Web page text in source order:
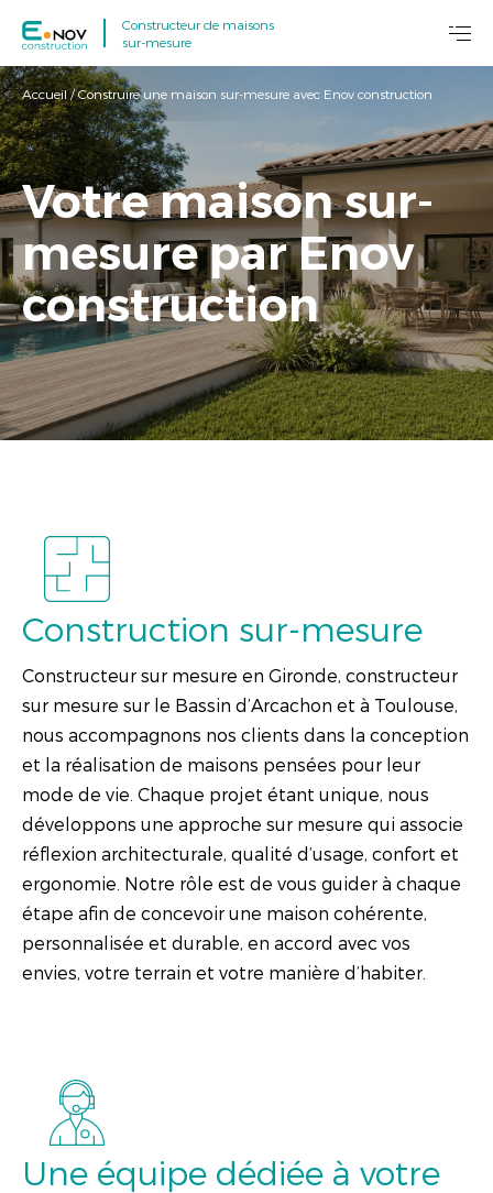
Constructeur de maisons
sur-mesure
Accueil/Construire une maison sur-mesure avec Enov construction
Votre maison sur-
mesure par Enov
construction
Construction sur-mesure
Constructeur sur mesure en Gironde, constructeur
sur mesure sur le Bassin d’Arcachon et à Toulouse,
nous accompagnons nos clients dans la conception
et la réalisation de maisons pensées pour leur
mode de vie. Chaque projet étant unique, nous
développons une approche sur mesure qui associe
réflexion architecturale, qualité d’usage, confort et
ergonomie. Notre rôle est de vous guider à chaque
étape afin de concevoir une maison cohérente,
personnalisée et durable, en accord avec vos
envies, votre terrain et votre manière d’habiter.
Une équipe dédiée à votre